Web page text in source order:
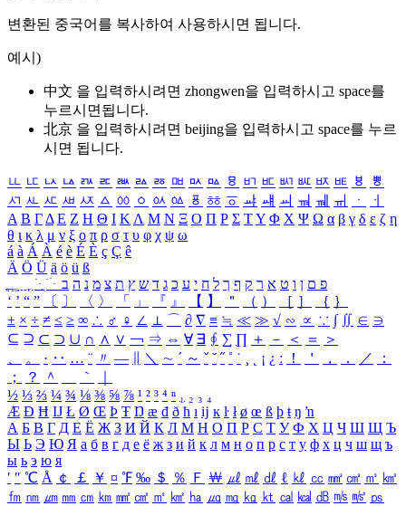
변환된 중국어를 복사하여 사용하시면 됩니다.
예시)
中文 을 입력하시려면 zhongwen을 입력하시고 space를
누르시면됩니다.
北京 을 입력하시려면 beijing을 입력하시고 space를 누르
시면 됩니다.
ㅥ ㅦ ㅧ ㅨ ㅩ ㅪ ㅫ ㅬ ㅭ ㅮ ㅯ ㅰ ㅱ ㅲ ㅳ ㅴ ㅵ ㅶ ㅷ ㅸ
ㅹ
ㅺ ㅻ ㅼ ㅽ ㅾ ㅿ ㆀ ㆁ ㆂ ㆃ ㆄ ㆅ ㆆ ㆇ ㆈ ㆉ ㆊ ㆋ ㆌ ㆍ
ㆎ
Α Β ΓΔ Ε Ζ Η Θ Ι ΚΛ Μ Ν Ξ Ο Π Ρ Σ ΤΥ Φ Χ Ψ Ω α β γ δ ε ζ η
θ ι κ λ μ ν ξ ο π ρ σ τ υ φ χ ψ ω
á à Á À é è É È ç Ç ê
Ä Ö Ü ä ö ü ß
ִֶֹ ֻּ ׁׂ פ ם ן ו ט א ר ק ף ך ל ח י ע כ ג ד ש ץ ת צ מ נ ה ב
‘ ’ “ ” 〔 〕 〈 〉 「 」 『 』 【 】 ＂ （ ） ［ ］ ｛ ｝
± × ÷ ≠ ≤ ≥ ∞ ∴ ♂ ♀ ∠ ⊥ ⌒ ∂ ∇ ≡ ≒ ≪ ≫ √ ∽ ∝ ∵ ∫ ∬ ∈ ∋
⊆ ⊇ ⊂ ⊃ ∪ ∩ ∧ ∨ ￢ ⇒ ⇔ ∀ ∃ ∮ ∑ ∏ ＋ － ＜ ＝
＞
、
。 · ‥ … ¨ 〃 ― ＼ ∼ ´ ～ ˇ ˘ ˝ ˚ ˙ ¸ ¡ ¿ ː ！ ＇ ， ． ／
：
；
？ ＾ ｀
½ ⅓ ⅔ ¼ ¾ ⅛ ⅜ ⅝ ⅞ ¹ ² ³ ⁴ ⁿ ₁ ₂ ₃ ₄
Æ Ð Ħ Ĳ Ł Ø Œ Þ Ŧ Ŋ æ đ ð ħ ı ĳ ĸ ŀ ł ø œ ß þ ŧ ŋ ŉ
А Б В Г Д Е Ё Ж З И Й К Л М Н О П Р С Т У Ф Х Ц Ч Ш Щ Ъ
Ы Ь Э Ю Я а б в г д е ё ж з и й к л м н о п р с т у ф х ц ч ш щ ъ
ы ь э ю я
′ ″ ℃ Å ￠ ￡ ￥ ¤ ℉ ‰ ＄ ％ Ｆ ￦ ㎕ ㎖ ㎗ ℓ ㎘ ㏄ ㎣ ㎤ ㎥ ㎦
㎙ ㎚ ㎛ ㎜ ㎝ ㎞ ㎟ ㎠ ㎡ ㎢ ㏊ ㎍ ㎎ ㎏ ㏏ ㎈ ㎉ ㏈ ㎧ ㎨ ㎰